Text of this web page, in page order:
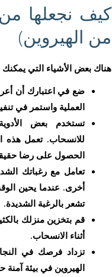
كيف نجعلها
من الهيروين)
هناك بعض الأشياء التي
ضع في اعتبارك أن
العملية واستمر في
تستخدم بعض
للانسحاب. تعمل هذه
الحصول على رضا
تعامل مع رغباتك
أخرى. عندما يحين
تشعر بالرغبة الشديدة.
قم بتخزين منزلك
أثناء الانسحاب.
تزداد فرصك في
الهيروين في بيئة